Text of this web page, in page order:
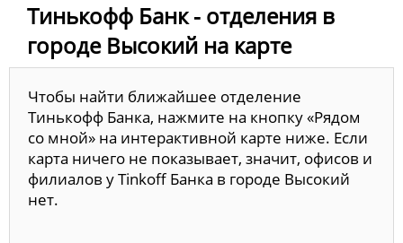
Тинькофф Банк - отделения в
городе Высокий на карте
Чтобы найти ближайшее отделение
Тинькофф Банка, нажмите на кнопку «Рядом
со мной» на интерактивной карте ниже. Если
карта ничего не показывает, значит, офисов и
филиалов у Tinkoff Банка в городе Высокий
нет.